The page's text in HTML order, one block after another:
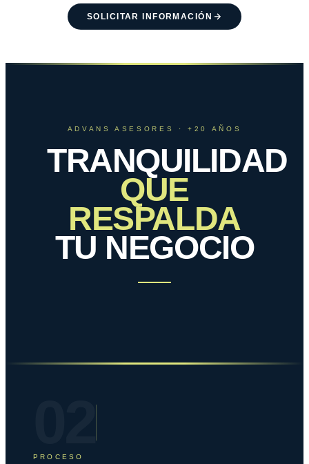
SOLICITAR INFORMACIÓN
ADVANS ASESORES · +20 AÑOS
TRANQUILIDAD
QUE
RESPALDA
TU NEGOCIO
PROCESO